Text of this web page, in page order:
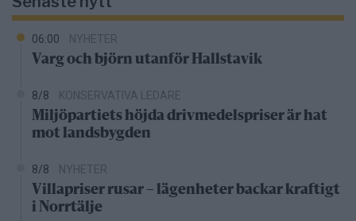
06:00 NYHETER
Varg och björn utanför Hallstavik
8/8 KONSERVATIVA LEDARE
Miljöpartiets höjda drivmedelspriser är hat
mot landsbygden
8/8 NYHETER
Villapriser rusar – lägenheter backar kraftigt
i Norrtälje